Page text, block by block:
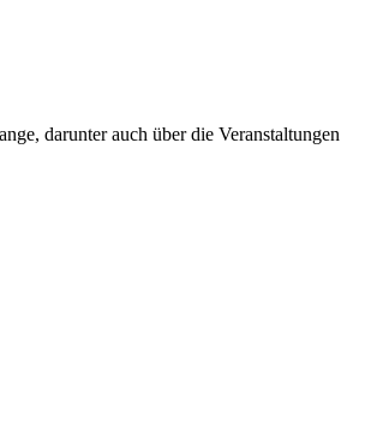
darunter auch über die Veranstaltungen